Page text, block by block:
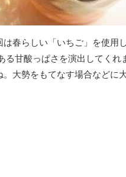
春らしい「いちご」を使用
甘酸っぱさを演出してくれ
大勢をもてなす場合などに